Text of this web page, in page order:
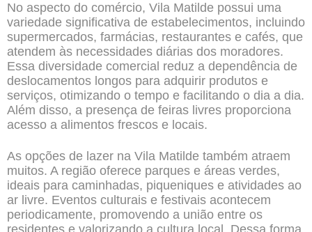
No aspecto do comércio, Vila Matilde possui uma
variedade significativa de estabelecimentos, incluindo
supermercados, farmácias, restaurantes e cafés, que
atendem às necessidades diárias dos moradores.
Essa diversidade comercial reduz a dependência de
deslocamentos longos para adquirir produtos e
serviços, otimizando o tempo e facilitando o dia a dia.
Além disso, a presença de feiras livres proporciona
acesso a alimentos frescos e locais.
As opções de lazer na Vila Matilde também atraem
muitos. A região oferece parques e áreas verdes,
ideais para caminhadas, piqueniques e atividades ao
ar livre. Eventos culturais e festivais acontecem
periodicamente, promovendo a união entre os